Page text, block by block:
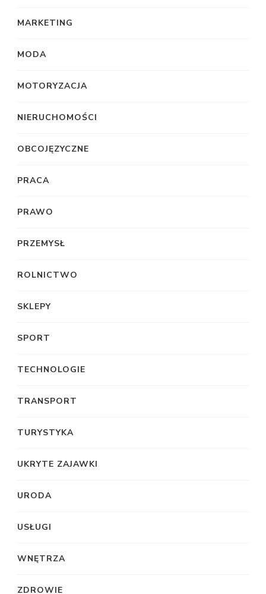
MARKETING
MODA
MOTORYZACJA
NIERUCHOMOŚCI
OBCOJĘZYCZNE
PRACA
PRAWO
PRZEMYSŁ
ROLNICTWO
SKLEPY
SPORT
TECHNOLOGIE
TRANSPORT
TURYSTYKA
UKRYTE ZAJAWKI
URODA
USŁUGI
WNĘTRZA
ZDROWIE